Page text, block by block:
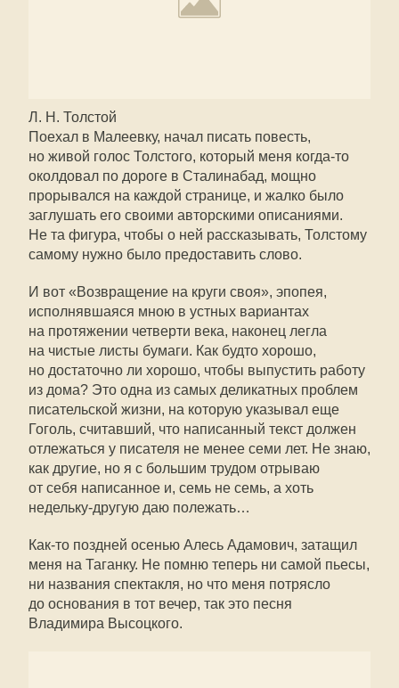
Л. Н. Толстой
Поехал в Малеевку, начал писать повесть,
но живой голос Толстого, который меня когда-то
околдовал по дороге в Сталинабад, мощно
прорывался на каждой странице, и жалко было
заглушать его своими авторскими описаниями.
Не та фигура, чтобы о ней рассказывать, Толстому
самому нужно было предоставить слово.
И вот «Возвращение на круги своя», эпопея,
исполнявшаяся мною в устных вариантах
на протяжении четверти века, наконец легла
на чистые листы бумаги. Как будто хорошо,
но достаточно ли хорошо, чтобы выпустить работу
из дома? Это одна из самых деликатных проблем
писательской жизни, на которую указывал еще
Гоголь, считавший, что написанный текст должен
отлежаться у писателя не менее семи лет. Не знаю,
как другие, но я с большим трудом отрываю
от себя написанное и, семь не семь, а хоть
недельку-другую даю полежать…
Как-то поздней осенью Алесь Адамович, затащил
меня на Таганку. Не помню теперь ни самой пьесы,
ни названия спектакля, но что меня потрясло
до основания в тот вечер, так это песня
Владимира Высоцкого.